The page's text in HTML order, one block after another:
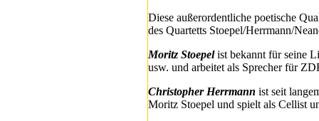
Diese außerordentliche poetische
des Quartetts Stoepel/Herrmann/
Moritz Stoepelist bekannt für seine
usw. und arbeitet als Sprecher für
Christopher Herrmann ist seit
Moritz Stoepel und spielt als Cellist